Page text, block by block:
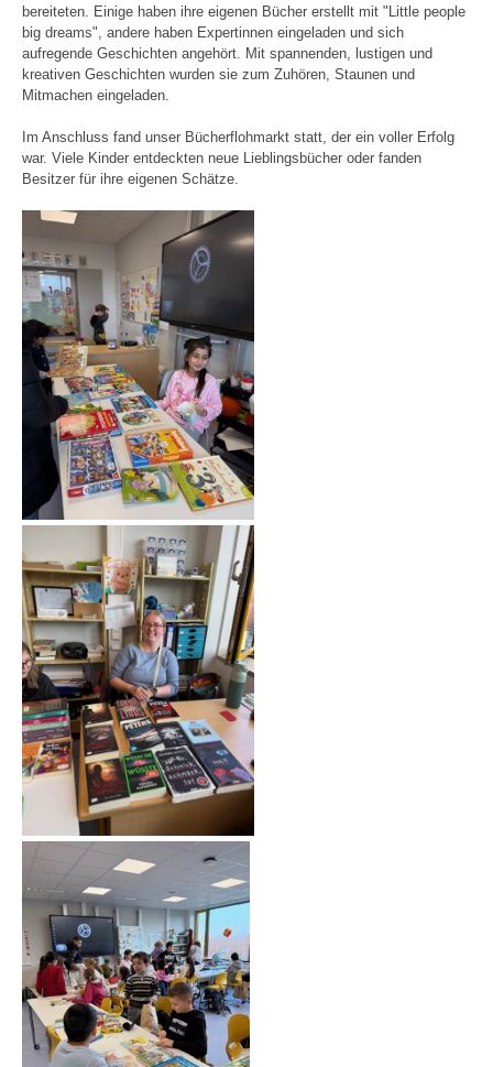
bereiteten. Einige haben ihre eigenen Bücher erstellt mit "Little people
big dreams", andere haben Expertinnen eingeladen und sich
aufregende Geschichten angehört. Mit spannenden, lustigen und
kreativen Geschichten wurden sie zum Zuhören, Staunen und
Mitmachen eingeladen.
Im Anschluss fand unser Bücherflohmarkt statt, der ein voller Erfolg
war. Viele Kinder entdeckten neue Lieblingsbücher oder fanden
Besitzer für ihre eigenen Schätze.